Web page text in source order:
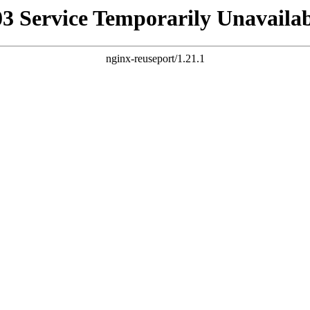
Service Temporarily
nginx-reuseport/1.21.1